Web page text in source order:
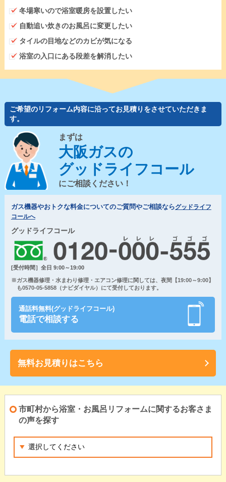
冬場寒いので浴室暖房を設置したい
自動追い炊きのお風呂に変更したい
タイルの目地などのカビが気になる
浴室の入口にある段差を解消したい
ご希望のリフォーム内容に沿ってお見積りをさせていただきま
す。
まずは
大阪ガスの
グッドライフコール
にご相談ください！
ガス機器やおトクな料金についてのご質問やご相談ならグッドライフ
コールへ
グッドライフコール
[受付時間］全日 9:00～19:00
※ガス機器修理・水まわり修理・エアコン修理に関しては、夜間【19:00～9:00】
も0570-05-5858（ナビダイヤル）にて受付しております。
通話料無料(グッドライフコール)
電話で相談する
無料お見積りはこちら
市町村から浴室・お風呂リフォームに関するお客さま
の声を探す